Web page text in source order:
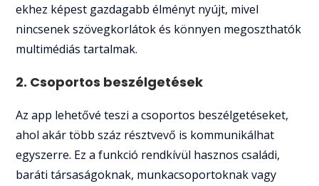
ekhez képest gazdagabb élményt nyújt, mivel
nincsenek szövegkorlátok és könnyen megoszthatók
multimédiás tartalmak.
2. Csoportos beszélgetések
Az app lehetővé teszi a csoportos beszélgetéseket,
ahol akár több száz résztvevő is kommunikálhat
egyszerre. Ez a funkció rendkívül hasznos családi,
baráti társaságoknak, munkacsoportoknak vagy